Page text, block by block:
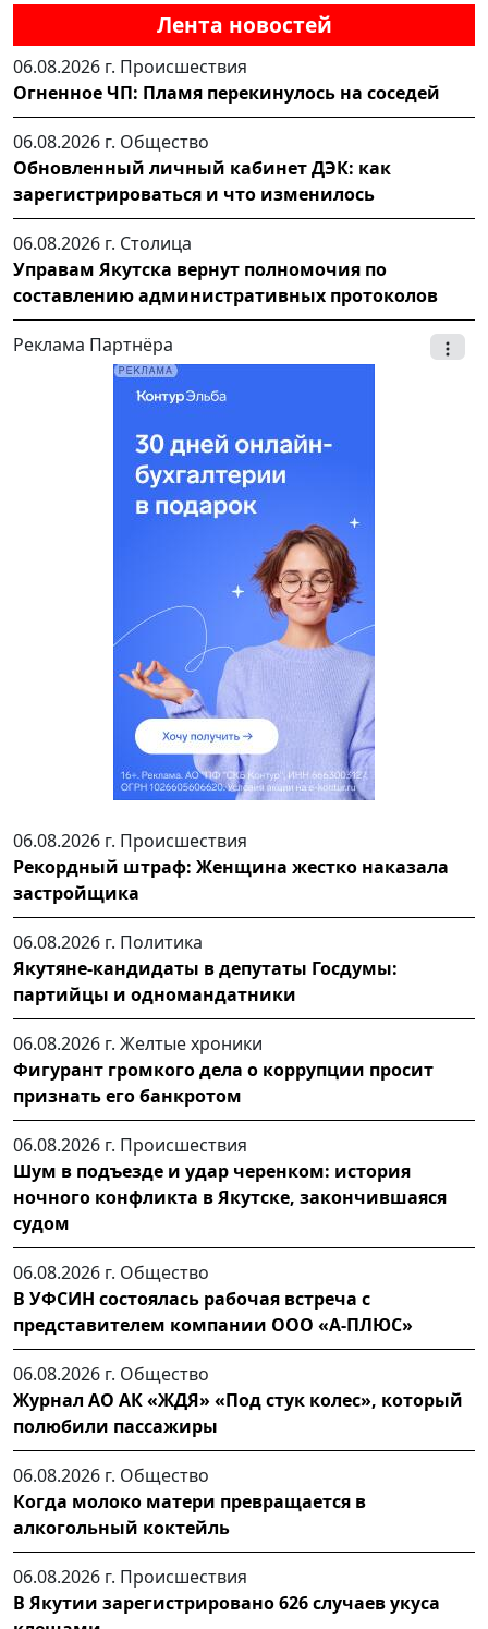
Лента новостей
06.08.2026 г. Происшествия
Огненное ЧП: Пламя перекинулось на соседей
06.08.2026 г. Общество
Обновленный личный кабинет ДЭК: как
зарегистрироваться и что изменилось
06.08.2026 г. Столица
Управам Якутска вернут полномочия по
составлению административных протоколов
Реклама Партнёра
06.08.2026 г. Происшествия
Рекордный штраф: Женщина жестко наказала
застройщика
06.08.2026 г. Политика
Якутяне-кандидаты в депутаты Госдумы:
партийцы и одномандатники
06.08.2026 г. Желтые хроники
Фигурант громкого дела о коррупции просит
признать его банкротом
06.08.2026 г. Происшествия
Шум в подъезде и удар черенком: история
ночного конфликта в Якутске, закончившаяся
судом
06.08.2026 г. Общество
В УФСИН состоялась рабочая встреча с
представителем компании ООО «А-ПЛЮС»
06.08.2026 г. Общество
Журнал АО АК «ЖДЯ» «Под стук колес», который
полюбили пассажиры
06.08.2026 г. Общество
Когда молоко матери превращается в
алкогольный коктейль
06.08.2026 г. Происшествия
В Якутии зарегистрировано 626 случаев укуса